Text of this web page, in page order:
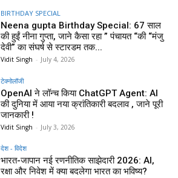
BIRTHDAY SPECIAL
Neena gupta Birthday Special: 67 साल
की हुईं नीना गुप्ता, जाने कैसा रहा ” पंचायत “की “मंजु
देवी” का संघर्ष से स्टारडम तक...
Vidit Singh - July 4, 2026
टेक्नोलॉजी
OpenAI ने लॉन्च किया ChatGPT Agent: AI
की दुनिया में आया नया क्रांतिकारी बदलाव , जाने पूरी
जानकारी !
Vidit Singh - July 3, 2026
देश - विदेश
भारत-जापान नई रणनीतिक साझेदारी 2026: AI,
रक्षा और निवेश में क्या बदलेगा भारत का भविष्य?